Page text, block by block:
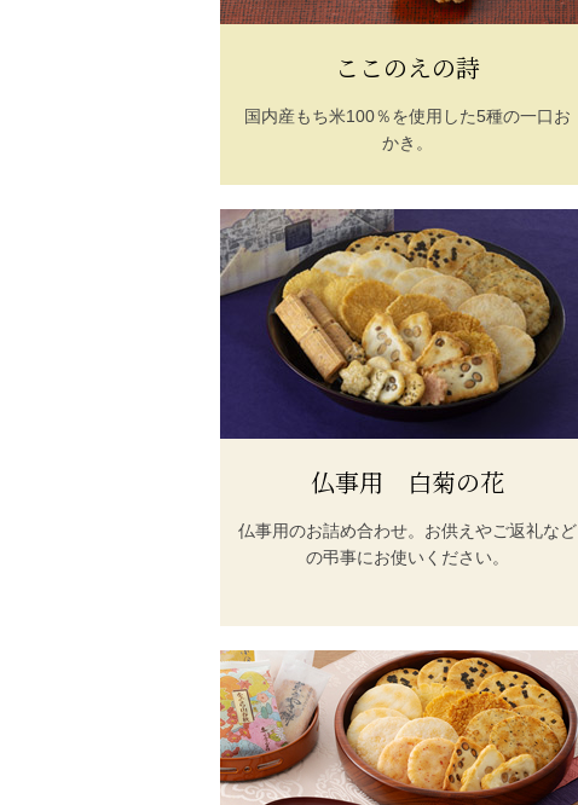
ここのえの詩
国内産もち米100％を使用した5種の一口お
かき。
仏事用 白菊の花
仏事用のお詰め合わせ。お供えやご返礼など
の弔事にお使いください。